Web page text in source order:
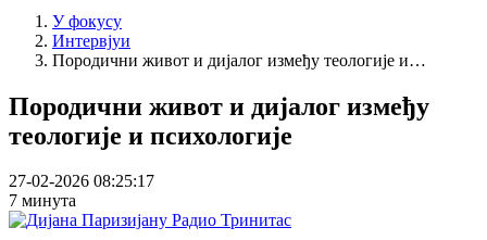
У фокусу
Интервјуи
Породични живот и дијалог између теологије и…
Породични живот и дијалог између
теологије и психологије
27-02-2026 08:25:17
7 минута